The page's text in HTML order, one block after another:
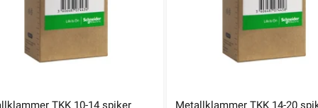
TKK 10-14 spiker Metallklammer TKK 14-20